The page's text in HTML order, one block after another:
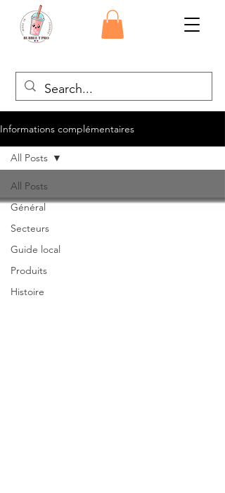
Informations complémentaires
All Posts
Général
Secteurs
Guide local
Produits
Histoire
All Posts